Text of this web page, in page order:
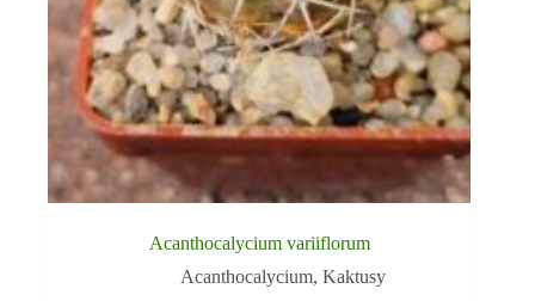
Acanthocalycium variiflorum
Acanthocalycium,Kaktusy